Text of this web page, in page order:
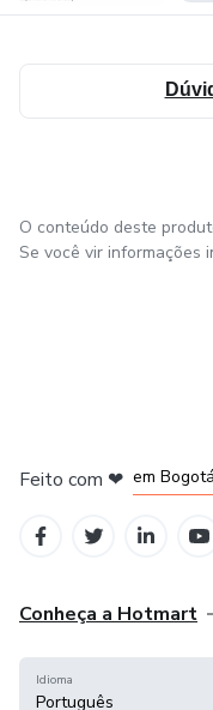
O conteúdo deste
Se você vir informações
Feito com ❤ em Bogotá
Conheça a Hotmart
Idioma
Português